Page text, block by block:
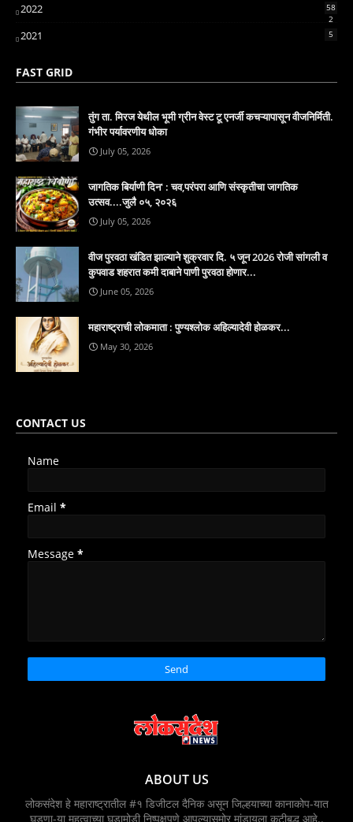
2022
58
2
2021 5
FAST GRID
तुंग ता. मिरज येथील भूमी ग्रीन वेस्ट टू एनर्जी कचऱ्यापासून वीजनिर्मिती.
गंभीर पर्यावरणीय धोका
July 05, 2026
जागतिक बिर्याणी दिन' : चव,परंपरा आणि संस्कृतीचा जागतिक
उत्सव....जुलै ०५, २०२६
July 05, 2026
वीज पुरवठा खंडित झाल्याने शुक्रवार दि. ५ जून 2026 रोजी सांगली व
कुपवाड शहरात कमी दाबाने पाणी पुरवठा होणार...
June 05, 2026
महाराष्ट्राची लोकमाता : पुण्यश्लोक अहिल्यादेवी होळकर...
May 30, 2026
CONTACT US
Name
Email *
Message *
ABOUT US
लोकसंदेश हे महाराष्ट्रातील #१ डिजीटल दैनिक असून जिल्हयाच्या कानाकोप-यात
घडणा-या महत्वाच्या घडामोडी निष्पक्षपणे आपल्यासमोर मांडायला कटीबद्ध आहे..